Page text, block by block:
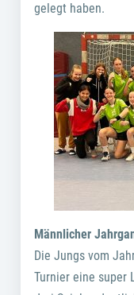
gelegt haben.
Männlicher
Die Jungs vom
Turnier eine super